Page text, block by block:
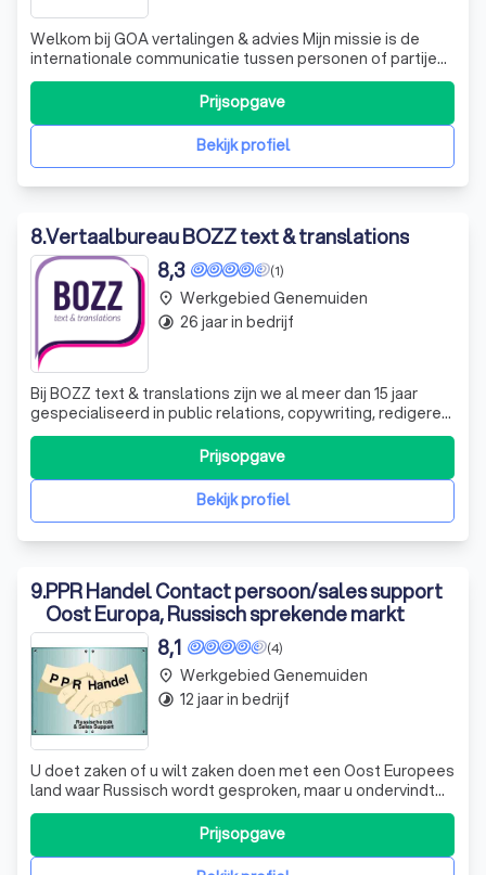
Welkom bij GOA vertalingen & advies Mijn missie is de
internationale communicatie tussen personen of partijen
zo goed mogelijk te bevorderen, zodat de boodschap van
een tekst of gesprek zo getrouw en volledig mogelijk
wordt overgebracht. Dit doe ik als een betrokken en
betrouwbare tussenpersoon voo
Bekijk profiel
Prijsopgave
8.Vertaalbureau BOZZ text & translations
(1)
8,3
Bij BOZZ text & translations zijn we al meer dan 15 jaar
gespecialiseerd in public relations, copywriting, redigeren
en vertalen. Onze kracht ligt in het versterken van de
positie van uw bedrijf en het versterken van uw
communicatiekracht. Dankzij ons uitgebreide netwerk
leveren we vertalingen van eBekijk profiel
Prijsopgave
place Werkgebied Genemuiden
timelapse 26 jaar in bedrijf
9.PPR Handel Contact persoon/sales support
Oost Europa, Russisch sprekende markt
(4)
8,1
U doet zaken of u wilt zaken doen met een Oost Europees
land waar Russisch wordt gesproken, maar u ondervindt
een taalbarrière . Zonder de taalkennis van uw potentiële
klant zal het zaken doen moeizaam verlopen. PPR Handel
helpt u dit probleem op te lossen. PPR staat voor
Проблемы - Простые
Prijsopgave
place Werkgebied Genemuiden
timelapse 12 jaar in bedrijf